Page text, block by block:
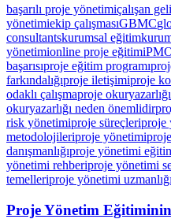
başarılı proje yönetimiçalışan
yönetimiekip çalışmasıGBMC
consultantskurumsal eğitim
yönetimionline proje eğitimi
başarısıproje eğitim programı
farkındalığıproje iletişimiproje
odaklı çalışmaproje okuryazarlığı
okuryazarlığı neden önemlidir
risk yönetimiproje süreçleriproje
metodolojileriproje yönetimi
danışmanlığıproje yönetimi
yönetimi rehberiproje yönetimi
temelleriproje yönetimi uzmanlığı
Proje Yönetim